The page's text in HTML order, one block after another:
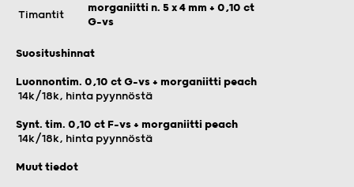
Timantit
morganiitti n. 5 x 4 mm + 0,10 ct
G-vs
Suositushinnat
Luonnontim. 0,10 ct G-vs + morganiitti peach
14k/18k, hinta pyynnöstä
Synt. tim. 0,10 ct F-vs + morganiitti peach
14k/18k, hinta pyynnöstä
Muut tiedot